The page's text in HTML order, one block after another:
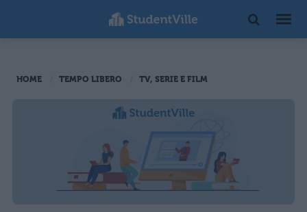
HOME TEMPO LIBERO TV, SERIE E FILM